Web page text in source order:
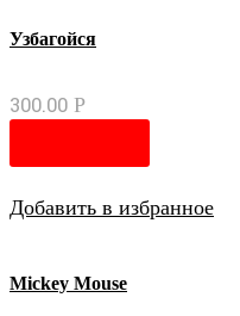
Узбагойся
300.00 Р
Добавить в избранное
Mickey Mouse